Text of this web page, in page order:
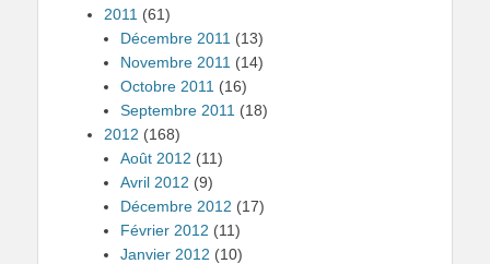
2011 (61)
Décembre 2011 (13)
Novembre 2011 (14)
Octobre 2011 (16)
Septembre 2011 (18)
2012 (168)
Août 2012 (11)
Avril 2012 (9)
Décembre 2012 (17)
Février 2012 (11)
Janvier 2012 (10)